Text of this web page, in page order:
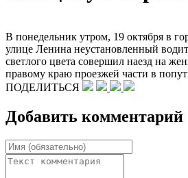
В понедельник утром, 19 октября в
улице Ленина неустановленный
светлого цвета совершил наезд на
правому краю проезжей части в
ПОДЕЛИТЬСЯ
Добавить комментарий